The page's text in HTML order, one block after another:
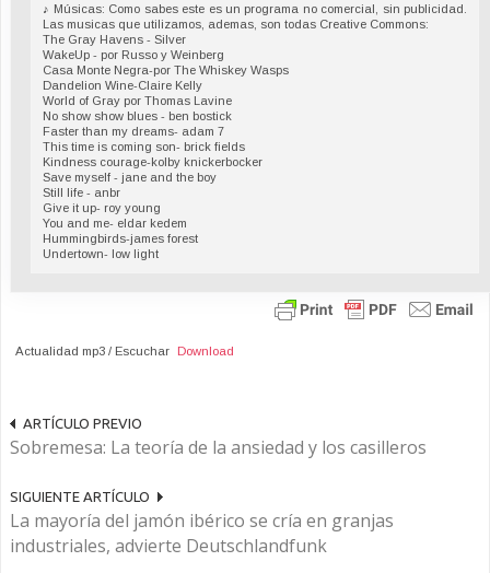
♪ Músicas: Como sabes este es un programa no comercial, sin publicidad.
Las musicas que utilizamos, ademas, son todas Creative Commons:
The Gray Havens - Silver
WakeUp - por Russo y Weinberg
Casa Monte Negra-por The Whiskey Wasps
Dandelion Wine-Claire Kelly
World of Gray por Thomas Lavine
No show show blues - ben bostick
Faster than my dreams- adam 7
This time is coming son- brick fields
Kindness courage-kolby knickerbocker
Save myself - jane and the boy
Still life - anbr
Give it up- roy young
You and me- eldar kedem
Hummingbirds-james forest
Undertown- low light
Actualidad mp3 / Escuchar Download
ARTÍCULO PREVIO
Sobremesa: La teoría de la ansiedad y los casilleros
SIGUIENTE ARTÍCULO
La mayoría del jamón ibérico se cría en granjas
industriales, advierte Deutschlandfunk